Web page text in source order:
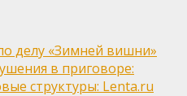
делу «Зимней вишни»
в приговоре:
структуры: Lenta.ru